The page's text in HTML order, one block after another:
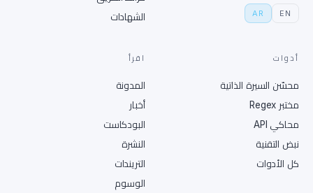
EN
AR
الشهادات
أدوات
محسّن السيرة الذاتية
مختبر Regex
محاكي API
نبض التقنية
كل الأدوات
اقرأ
المدونة
أخبار
البودكاست
النشرة
التريندات
الوسوم